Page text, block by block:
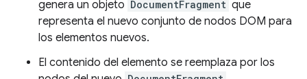
genera un objeto DocumentFragment que
representa el nuevo conjunto de nodos DOM para
los elementos nuevos.
El contenido del elemento se reemplaza por los